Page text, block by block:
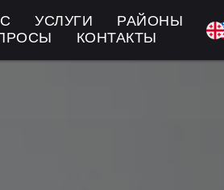
УСЛУГИ
РАЙОНЫ
КОНТАКТЫ